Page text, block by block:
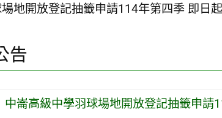
地開放登記抽籤申請114年第四季 即日
告
中崙高級中學羽球場地開放登記抽籤申